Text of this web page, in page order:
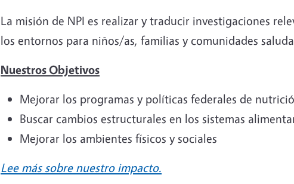
La misión de NPI es realizar y traducir investigaciones
los entornos para niños/as, familias y comunidades
Nuestros Objetivos
Mejorar los programas y políticas federales de
Buscar cambios estructurales en los sistemas
Mejorar los ambientes físicos y sociales
Lee más sobre nuestro impacto.